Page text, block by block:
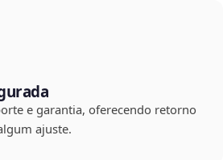
e garantia, oferecendo retorno
ajuste.